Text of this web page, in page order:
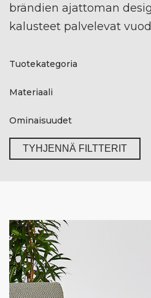
brändien ajattoman
kalusteet palvelevat
Tuotekategoria
Materiaali
Ominaisuudet
TYHJENNÄ FILTTERIT